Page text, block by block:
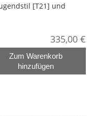
[T21] und
335,00 €
Zum Warenkorb
hinzufügen